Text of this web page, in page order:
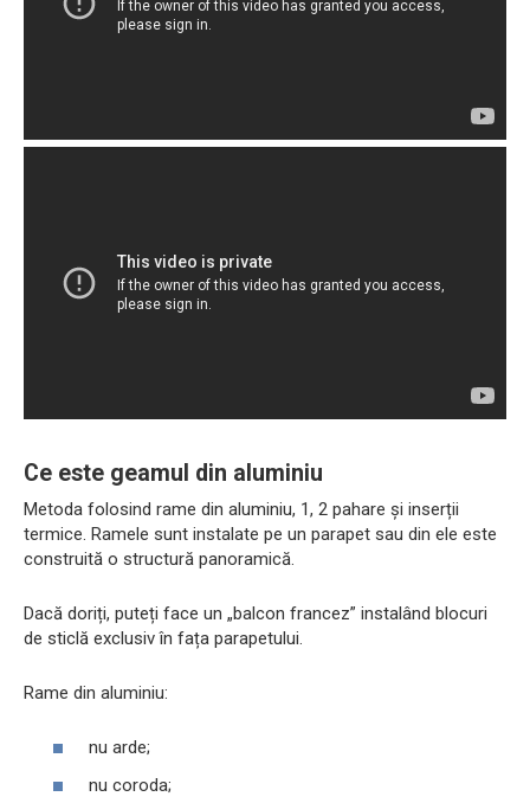
Ce este geamul din aluminiu
Metoda folosind rame din aluminiu, 1, 2 pahare și inserții
termice. Ramele sunt instalate pe un parapet sau din ele este
construită o structură panoramică.
Dacă doriți, puteți face un „balcon francez” instalând blocuri
de sticlă exclusiv în fața parapetului.
Rame din aluminiu:
nu arde;
nu coroda;